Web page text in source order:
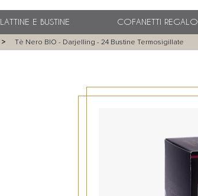
LATTINE E BUSTINE COFANETTI REGALO
Tè Nero BIO - Darjelling - 24 Bustine Termosigillate